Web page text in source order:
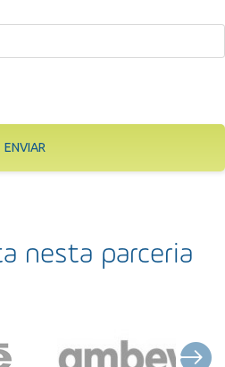
ENVIAR
nesta parceria